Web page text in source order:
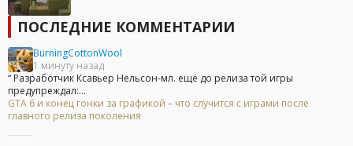
ПОСЛЕДНИЕ КОММЕНТАРИИ
BurningCottonWool
1 минуту назад
“ Разработчик Ксавьер Нельсон-мл. ещё до релиза той игры
предупреждал:...
GTA 6 и конец гонки за графикой – что случится с играми после
главного релиза поколения